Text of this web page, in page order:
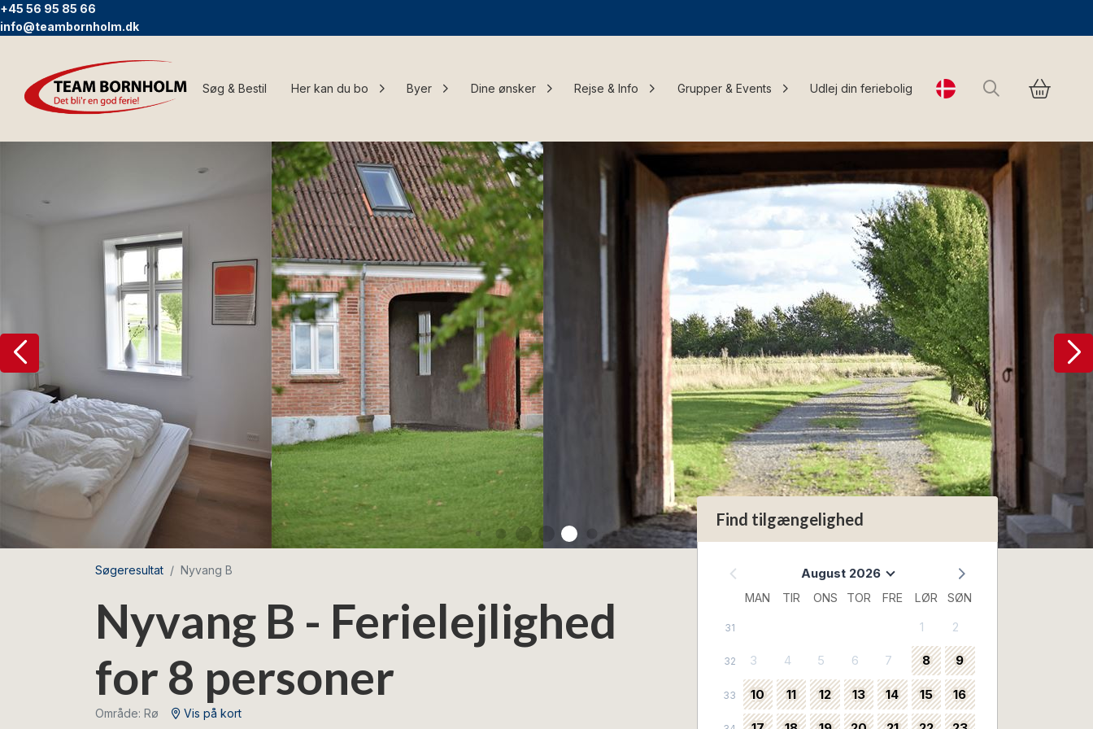
+45 56 95 85 66
info@teambornholm.dk
Søg & Bestil Her kan du bo Byer Dine ønsker Rejse & Info Grupper & Events Udlej din feriebolig Change language
Søg
Søgeresultat Nyvang B
Nyvang B - Ferielejlighed
for 8 personer
Område: Rø Vis på kort
Find tilgængelighed
August 2026
MAN TIR ONS TOR FRE LØR SØN
31 1 2
32 3 4 5 6 7 8 9
33 10 11 12 13 14 15 16